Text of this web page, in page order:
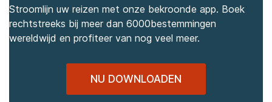
Stroomlijn uw reizen met onze bekroonde app. Boek
rechtstreeks bij meer dan 6000bestemmingen
wereldwijd en profiteer van nog veel meer.
NU DOWNLOADEN